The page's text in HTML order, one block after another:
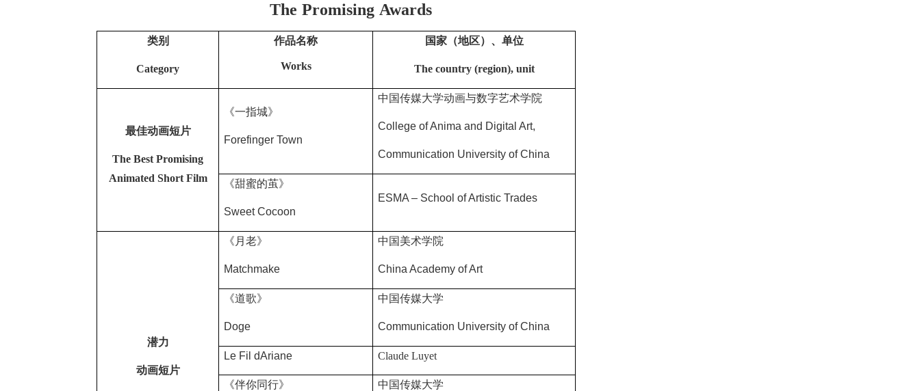
The Promising Awards
类别
Category
作品名称
Works
国家（地区）、单位
The country (region), unit
最佳动画短片
The Best Promising
Animated Short Film
《一指城》
Forefinger Town
中国传媒大学动画与数字艺术学院
College of Anima and Digital Art,
Communication University of China
《甜蜜的茧》
Sweet Cocoon
ESMA – School of Artistic Trades
潜力
动画短片
《月老》
Matchmake
中国美术学院
China Academy of Art
《道歌》
Doge
中国传媒大学
Communication University of China
Le Fil dAriane Claude Luyet
《伴你同行》 中国传媒大学